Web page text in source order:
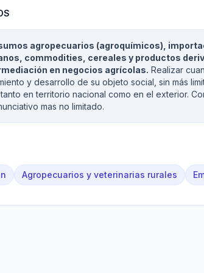
agropecuarios (agroquímicos),
commodities, cereales y productos
en negocios agrícolas. Realizar
y desarrollo de su objeto social, sin más
en territorio nacional como en el exterior.
mas no limitado.
Agropecuarios y veterinarias rurales